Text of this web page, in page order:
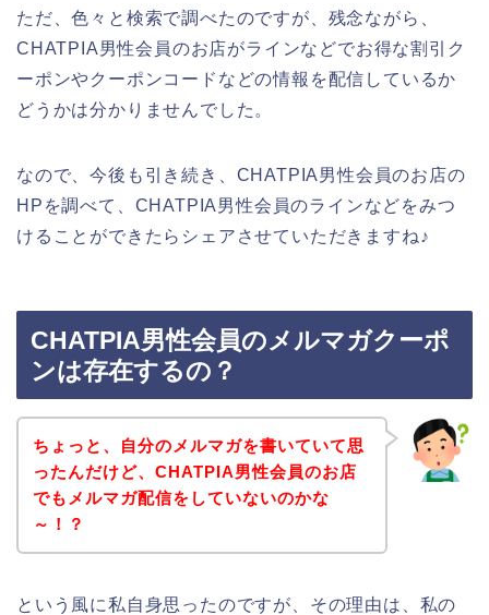
ただ、色々と検索で調べたのですが、残念ながら、
CHATPIA男性会員のお店がラインなどでお得な割引ク
ーポンやクーポンコードなどの情報を配信しているか
どうかは分かりませんでした。
なので、今後も引き続き、CHATPIA男性会員のお店の
HPを調べて、CHATPIA男性会員のラインなどをみつ
けることができたらシェアさせていただきますね♪
CHATPIA男性会員のメルマガクーポ
ンは存在するの？
ちょっと、自分のメルマガを書いていて思
ったんだけど、CHATPIA男性会員のお店
でもメルマガ配信をしていないのかな
～！？
という風に私自身思ったのですが、その理由は、私の